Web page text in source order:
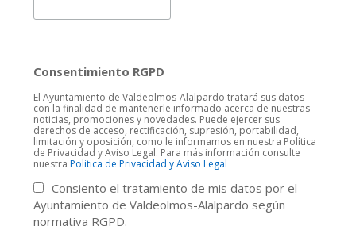
Consentimiento RGPD
El Ayuntamiento de Valdeolmos-Alalpardo tratará sus datos
con la finalidad de mantenerle informado acerca de nuestras
noticias, promociones y novedades. Puede ejercer sus
derechos de acceso, rectificación, supresión, portabilidad,
limitación y oposición, como le informamos en nuestra Política
de Privacidad y Aviso Legal. Para más información consulte
nuestra Politica de Privacidad y Aviso Legal
Consiento el tratamiento de mis datos por el
Ayuntamiento de Valdeolmos-Alalpardo según
normativa RGPD.